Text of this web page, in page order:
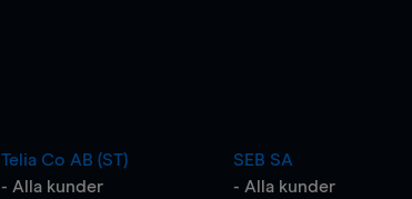
Telia Co AB (ST)
- Alla kunder
SEB SA
- Alla kunder